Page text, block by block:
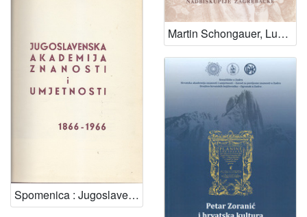
Martin Schongauer, Lucas van Leyden i njihovi kopisti u grafici Valvasorove zbirke Nadbiskupije zagrebačke : katalog izložbe, Kabinet grafike, Zagreb, 06.-23.12.1973. / Renata Gotthardi-Škiljan ; [urednik Andrija Mohorovičić]
Spomenica : Jugoslavenska akademija znanosti i umjetnosti 1866-1966. ; redakcioni odbor: Grga Novak, Veljko Gortan, Branimir Gušić, Marijan Matković